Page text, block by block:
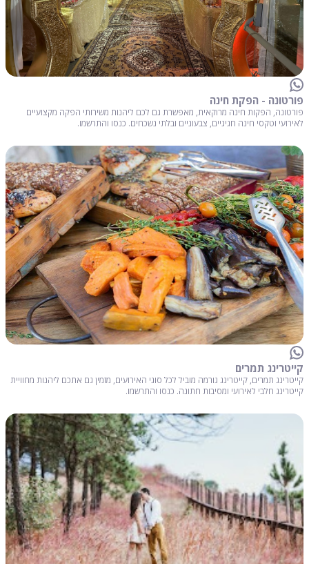
פורטונה - הפקת חינה
פורטונה, הפקות חינה מרוקאית, מאפשרת גם לכם ליהנות משירותי הפקה מקצועיים
לאירועי וטקסי חינה חגיגיים, צבעוניים ובלתי נשכחים. כנסו והתרשמו.
קייטרינג תמרים
קייטרינג תמרים, קייטרינג גורמה מוביל לכל סוגי האירועים, מזמין גם אתכם ליהנות מחוויית
קייטרינג חלבי לאירועי ומסיבות חתונה. כנסו והתרשמו.